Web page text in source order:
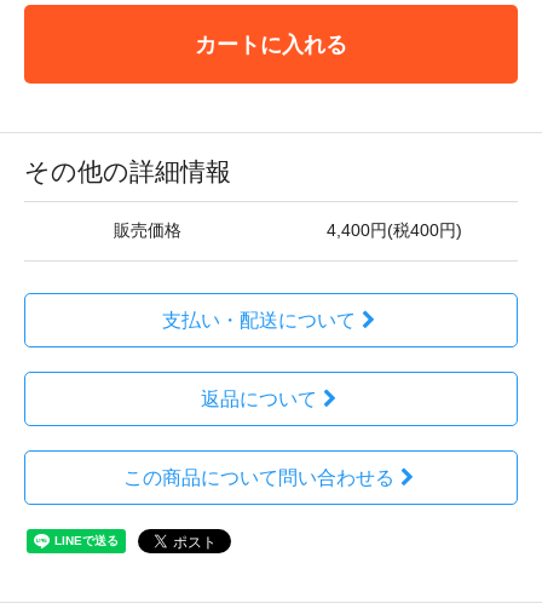
カートに入れる
その他の詳細情報
販売価格 4,400円(税400円)
支払い・配送について
返品について
この商品について問い合わせる